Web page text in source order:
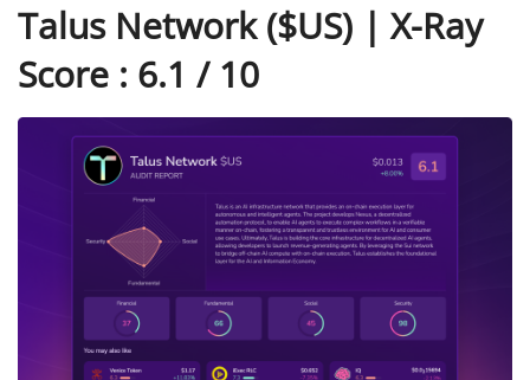
Talus Network ($US) | X-Ray
Score : 6.1 / 10